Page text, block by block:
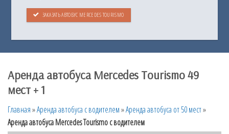
ЗАКАЗАТЬ АВТОБУС MERCEDES TOURISMO
Аренда автобуса Mercedes Tourismo 49
мест + 1
Главная»Аренда автобуса с водителем»Аренда автобуса от 50 мест»
Аренда автобуса Mercedes Tourismo с водителем